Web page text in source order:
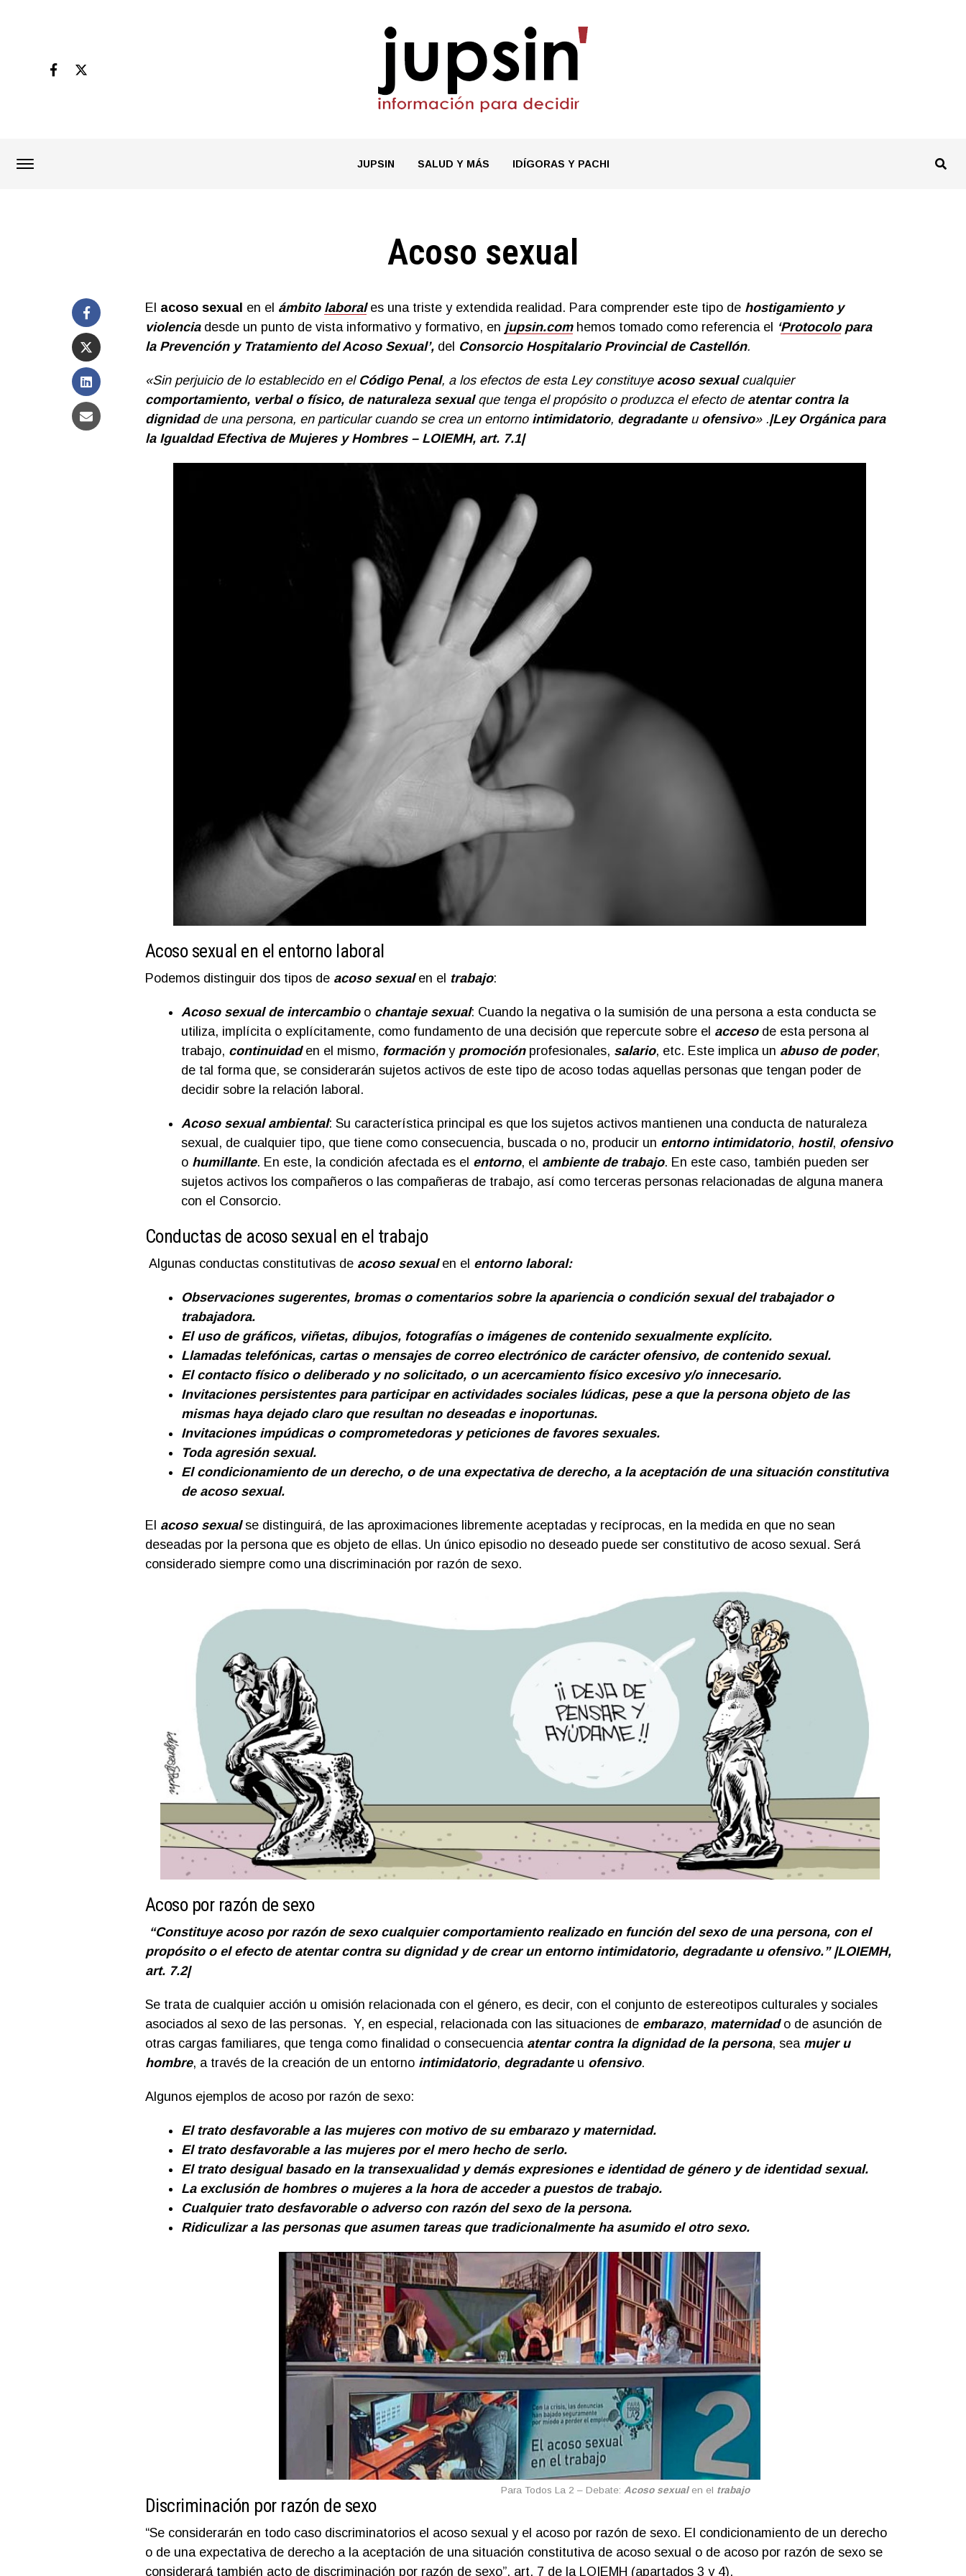
JUPSIN SALUD Y MÁS IDÍGORAS Y PACHI
Acoso sexual
El acoso sexual en el ámbito laboral es una triste y extendida realidad. Para comprender este tipo de hostigamiento y
violencia desde un punto de vista informativo y formativo, en jupsin.comhemos tomado como referencia el ‘Protocolopara
la Prevención y Tratamiento del Acoso Sexual’, del Consorcio Hospitalario Provincial de Castellón.
«Sin perjuicio de lo establecido en el Código Penal, a los efectos de esta Ley constituye acoso sexualcualquier
comportamiento, verbal o físico, de naturaleza sexualque tenga el propósito o produzca el efecto de atentar contra la
dignidadde una persona, en particular cuando se crea un entorno intimidatorio, degradanteu ofensivo» .|Ley Orgánica para
la Igualdad Efectiva de Mujeres y Hombres – LOIEMH, art. 7.1|
Acoso sexual en el entorno laboral
Podemos distinguir dos tipos de acoso sexualen el trabajo:
Acoso sexual de intercambioo chantaje sexual: Cuando la negativa o la sumisión de una persona a esta conducta se
utiliza, implícita o explícitamente, como fundamento de una decisión que repercute sobre el acceso de esta persona al
trabajo, continuidaden el mismo, formacióny promociónprofesionales, salario, etc. Este implica un abuso de poder,
de tal forma que, se considerarán sujetos activos de este tipo de acoso todas aquellas personas que tengan poder de
decidir sobre la relación laboral.
Acoso sexual ambiental: Su característica principal es que los sujetos activos mantienen una conducta de naturaleza
sexual, de cualquier tipo, que tiene como consecuencia, buscada o no, producir un entorno intimidatorio, hostil, ofensivo
o humillante. En este, la condición afectada es el entorno, el ambiente de trabajo. En este caso, también pueden ser
sujetos activos los compañeros o las compañeras de trabajo, así como terceras personas relacionadas de alguna manera
con el Consorcio.
Conductas de acoso sexual en el trabajo
Algunas conductas constitutivas de acoso sexualen el entorno laboral:
Observaciones sugerentes, bromas o comentarios sobre la apariencia o condición sexual del trabajador o
trabajadora.
El uso de gráficos, viñetas, dibujos, fotografías o imágenes de contenido sexualmente explícito.
Llamadas telefónicas, cartas o mensajes de correo electrónico de carácter ofensivo, de contenido sexual.
El contacto físico o deliberado y no solicitado, o un acercamiento físico excesivo y/o innecesario.
Invitaciones persistentes para participar en actividades sociales lúdicas, pese a que la persona objeto de las
mismas haya dejado claro que resultan no deseadas e inoportunas.
Invitaciones impúdicas o comprometedoras y peticiones de favores sexuales.
Toda agresión sexual.
El condicionamiento de un derecho, o de una expectativa de derecho, a la aceptación de una situación constitutiva
de acoso sexual.
El acoso sexualse distinguirá, de las aproximaciones libremente aceptadas y recíprocas, en la medida en que no sean
deseadas por la persona que es objeto de ellas. Un único episodio no deseado puede ser constitutivo de acoso sexual. Será
considerado siempre como una discriminación por razón de sexo.
Acoso por razón de sexo
“Constituye acoso por razón de sexo cualquier comportamiento realizado en función del sexo de una persona, con el
propósito o el efecto de atentar contra su dignidad y de crear un entorno intimidatorio, degradante u ofensivo.” |LOIEMH,
art. 7.2|
Se trata de cualquier acción u omisión relacionada con el género, es decir, con el conjunto de estereotipos culturales y sociales
asociados al sexo de las personas. Y, en especial, relacionada con las situaciones de embarazo, maternidado de asunción de
otras cargas familiares, que tenga como finalidad o consecuencia atentar contra la dignidad de la persona, sea mujer u
hombre, a través de la creación de un entorno intimidatorio, degradanteu ofensivo.
Algunos ejemplos de acoso por razón de sexo:
El trato desfavorable a las mujeres con motivo de su embarazo y maternidad.
El trato desfavorable a las mujeres por el mero hecho de serlo.
El trato desigual basado en la transexualidad y demás expresiones e identidad de género y de identidad sexual.
La exclusión de hombres o mujeres a la hora de acceder a puestos de trabajo.
Cualquier trato desfavorable o adverso con razón del sexo de la persona.
Ridiculizar a las personas que asumen tareas que tradicionalmente ha asumido el otro sexo.
Para Todos La 2 – Debate: Acoso sexualen el trabajo
Discriminación por razón de sexo
“Se considerarán en todo caso discriminatorios el acoso sexual y el acoso por razón de sexo. El condicionamiento de un derecho
o de una expectativa de derecho a la aceptación de una situación constitutiva de acoso sexual o de acoso por razón de sexo se
considerará también acto de discriminación por razón de sexo”. art. 7 de la LOIEMH (apartados 3 y 4),